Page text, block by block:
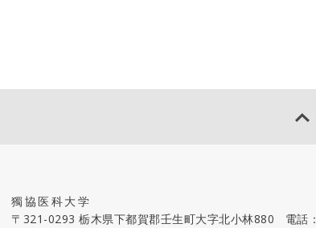
獨協医科大学
〒321-0293 栃木県下都賀郡壬生町大字北小林880
電話：